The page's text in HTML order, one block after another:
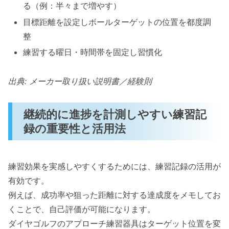
る（例：半々まで増やす）
目標距離を設定しボールターゲットの位置を都度調
整
練習する曜日・時間帯を固定し習慣化
出典: メーカー取り扱い説明書／経験則
継続的に進捗を計測しやすい練習記
録の重要性と活用法
練習効果を実感しやすくするためには、練習記録の活用が
有効です。
例えば、成功率や狙った距離に対する達成度をメモしてお
くことで、自己評価が可能になります。
ダイヤゴルフのアプローチ練習器具はターゲット位置を変